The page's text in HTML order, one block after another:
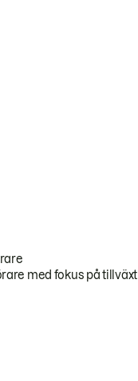
med fokus på tillväxt